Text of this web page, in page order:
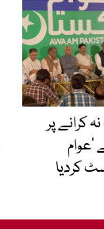
نہ کرانے پر
کردیا